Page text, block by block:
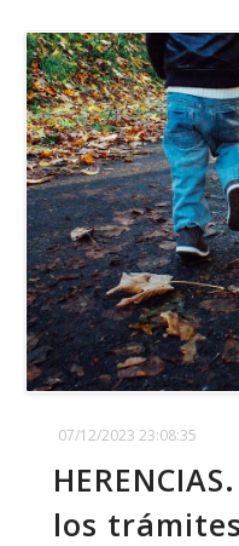
07/12/2023 23:08:35
los